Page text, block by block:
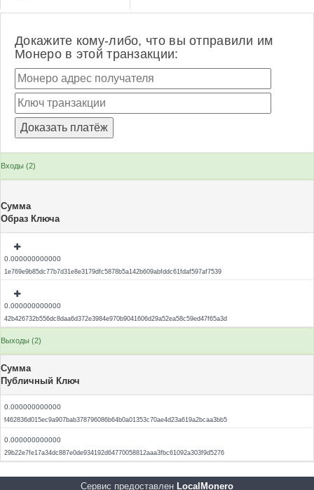
Докажите кому-либо, что вы отправили им
Монеро в этой транзакции:
Входы (2)
Сумма
Образ Ключа
0.000000000000
1e769e9b85dc77b7d31e8e3179dfc5878b5a142b609abfddc61fdaf597af7539
0.000000000000
42b426732b556dc8daa6d372e3984e970b9041606d29a52ea58c59ed47f65a3d
Выходы (2)
Сумма
Публичный Ключ
0.000000000000
f462836d015ec9a907bab378796086b64b0a01353c70ae4d23a619a2bcaa3bb5
0.000000000000
29b22e7fe17a34dc887e0de934192d64770058812aaa3fbc61092a303f9d5276
Сервис предоставлен LocalMonero